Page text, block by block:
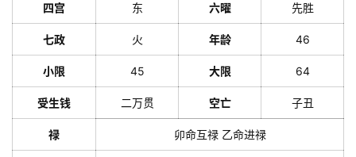
四宫 东 六曜 先胜
七政 火 年龄 46
小限 45 大限 64
受生钱 二万贯 空亡 子丑
禄 卯命互禄 乙命进禄